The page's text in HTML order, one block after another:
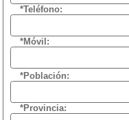
*Teléfono:
*Móvil:
*Población:
*Provincia: